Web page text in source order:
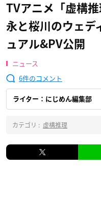
TVアニメ「虚構
永と桜川のウェデ
ュアル&PV公開
ニュース
6
ライター：にじめん編集部
カテゴリ : 虚構推理